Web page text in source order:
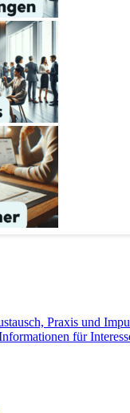
Praxis und
für